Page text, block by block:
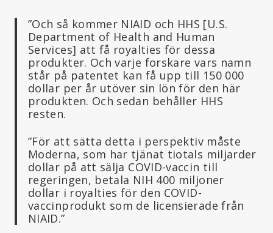
”Och så kommer NIAID och HHS [U.S.
Department of Health and Human
Services] att få royalties för dessa
produkter. Och varje forskare vars namn
står på patentet kan få upp till 150 000
dollar per år utöver sin lön för den här
produkten. Och sedan behåller HHS
resten.
”För att sätta detta i perspektiv måste
Moderna, som har tjänat tiotals miljarder
dollar på att sälja COVID-vaccin till
regeringen, betala NIH 400 miljoner
dollar i royalties för den COVID-
vaccinprodukt som de licensierade från
NIAID.”